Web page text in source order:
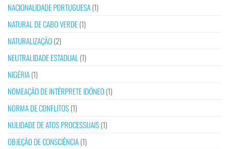
NACIONALIDADE PORTUGUESA(1)
NATURAL DE CABO VERDE(1)
NATURALIZAÇÃO (2)
NEUTRALIDADE ESTADUAL (1)
NIGÉRIA(1)
NOMEAÇÃO DE INTÉRPRETE IDÓNEO (1)
NORMA DE CONFLITOS(1)
NULIDADE DE ATOS PROCESSUAIS(1)
OBJEÇÃO DE CONSCIÊNCIA(1)